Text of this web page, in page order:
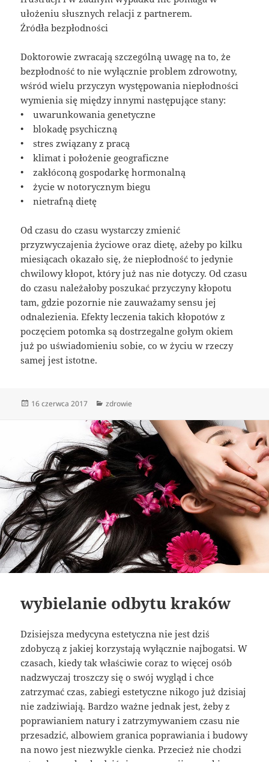
ułożeniu słusznych relacji z partnerem.
Źródła bezpłodności
Doktorowie zwracają szczególną uwagę na to, że
bezpłodność to nie wyłącznie problem zdrowotny,
wśród wielu przyczyn występowania niepłodności
wymienia się między innymi następujące stany:
• uwarunkowania genetyczne
• blokadę psychiczną
• stres związany z pracą
• klimat i położenie geograficzne
• zakłóconą gospodarkę hormonalną
• życie w notorycznym biegu
• nietrafną dietę
Od czasu do czasu wystarczy zmienić
przyzwyczajenia życiowe oraz dietę, ażeby po kilku
miesiącach okazało się, że niepłodność to jedynie
chwilowy kłopot, który już nas nie dotyczy. Od czasu
do czasu należałoby poszukać przyczyny kłopotu
tam, gdzie pozornie nie zauważamy sensu jej
odnalezienia. Efekty leczenia takich kłopotów z
poczęciem potomka są dostrzegalne gołym okiem
już po uświadomieniu sobie, co w życiu w rzeczy
samej jest istotne.
Data
16 czerwca 2017 Kategorie
zdrowie
wybielanie odbytu kraków
Dzisiejsza medycyna estetyczna nie jest dziś
zdobyczą z jakiej korzystają wyłącznie najbogatsi. W
czasach, kiedy tak właściwie coraz to więcej osób
nadzwyczaj troszczy się o swój wygląd i chce
zatrzymać czas, zabiegi estetyczne nikogo już dzisiaj
nie zadziwiają. Bardzo ważne jednak jest, żeby z
poprawianiem natury i zatrzymywaniem czasu nie
przesadzić, albowiem granica poprawiania i budowy
na nowo jest niezwykle cienka. Przecież nie chodzi